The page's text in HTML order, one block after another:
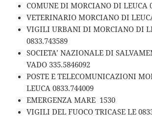
COMUNE DI MORCIANO DI LEUCA
VETERINARIO MORCIANO DI
VIGILI URBANI DI MORCIANO DI
0833.743589
SOCIETA’ NAZIONALE DI
VADO 335.5846092
POSTE E TELECOMUNICAZIONI
LEUCA 0833.744009
EMERGENZA MARE 1530
VIGILI DEL FUOCO TRICASE LE